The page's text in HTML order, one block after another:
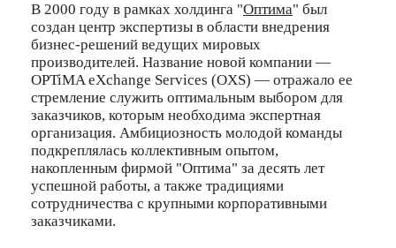
В 2000 году в рамках холдинга "Оптима" был
создан центр экспертизы в области внедрения
бизнес-решений ведущих мировых
производителей. Название новой компании —
OPTiMA eXchange Services (OXS) — отражало ее
стремление служить оптимальным выбором для
заказчиков, которым необходима экспертная
организация. Амбициозность молодой команды
подкреплялась коллективным опытом,
накопленным фирмой "Оптима" за десять лет
успешной работы, а также традициями
сотрудничества с крупными корпоративными
заказчиками.